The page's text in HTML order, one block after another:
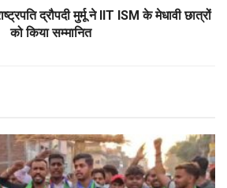
द्रौपदी मुर्मू ने IIT ISM के मेधावी छात्रों
को किया सम्मानित